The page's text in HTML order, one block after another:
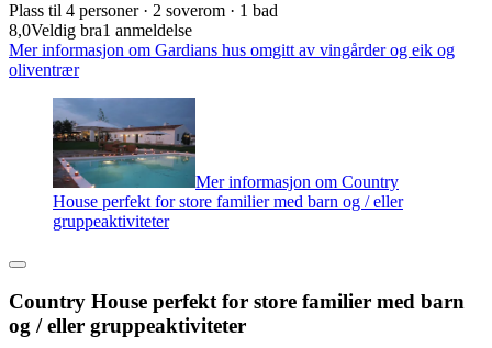
Plass til 4 personer · 2 soverom · 1 bad
8,0Veldig bra1 anmeldelse
Mer informasjon om Gardians hus omgitt av vingårder og eik og
oliventrær
Mer informasjon om Country
House perfekt for store familier med barn og / eller
gruppeaktiviteter
Country House perfekt for store familier med barn
og / eller gruppeaktiviteter